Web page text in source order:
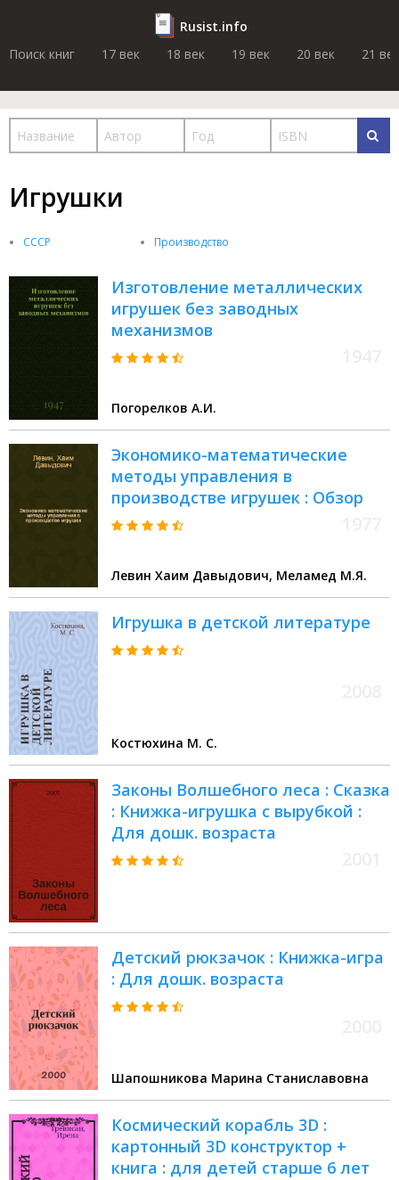
Rusist.info
Поиск книг
17 век 18 век 19 век 20 век 21 век
Игрушки
СССР Производство
Изготовление металлических
игрушек без заводных
механизмов
Погорелков А.И.
Экономико-математические
методы управления в
производстве игрушек : Обзор
Левин Хаим Давыдович, Меламед М.Я.
Игрушка в детской литературе
Костюхина М. С.
Законы Волшебного леса : Сказка
: Книжка-игрушка с вырубкой :
Для дошк. возраста
Детский рюкзачок : Книжка-игра
: Для дошк. возраста
Шапошникова Марина Станиславовна
Космический корабль 3D :
картонный 3D конструктор +
книга : для детей старше 6 лет